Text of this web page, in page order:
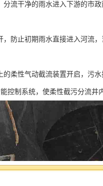
流干净的雨水进入下游的市政
防止初期雨水直接进入河流
柔性气动截流装置开启，污水
控制系统，使柔性截污分流井